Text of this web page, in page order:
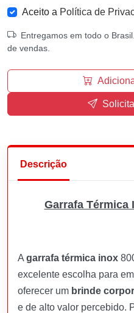
Aceito a Política de
Entregamos em todo o
de vendas.
Descrição
Garrafa Térmica
A garrafa térmica inox
excelente escolha para
oferecer um brinde
e de alto valor percebido.